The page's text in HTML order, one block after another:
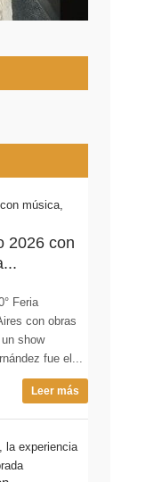
2026 con
Feria
con obras
show
fue el...
Leer más